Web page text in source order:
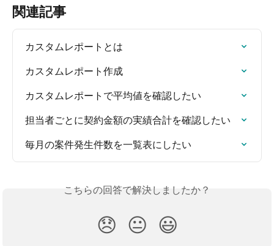
関連記事
カスタムレポートとは
カスタムレポート作成
カスタムレポートで平均値を確認したい
担当者ごとに契約金額の実績合計を確認したい
毎月の案件発生件数を一覧表にしたい
こちらの回答で解決しましたか？
😞 😐 😃